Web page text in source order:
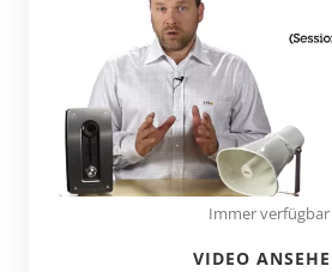
Immer verfügbar
VIDEO